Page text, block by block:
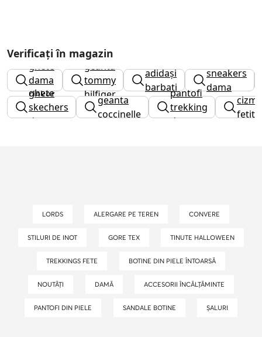
Verificați în magazin
ghete
dama
rieker
geanta
tommy
hilfiger
adidași
barbati
sneakers
dama
ghete
skechers
dama
geanta
coccinelle
pantofi
trekking
dama
cizme
fetite
LORDS ALERGARE PE TEREN CONVERE
STILURI DE INOT GORE TEX TINUTE HALLOWEEN
TREKKINGS FETE BOTINE DIN PIELE ÎNTOARSĂ
NOUTĂȚI DAMĂ ACCESORII ÎNCĂLȚĂMINTE
PANTOFI DIN PIELE SANDALE BOTINE ȘALURI